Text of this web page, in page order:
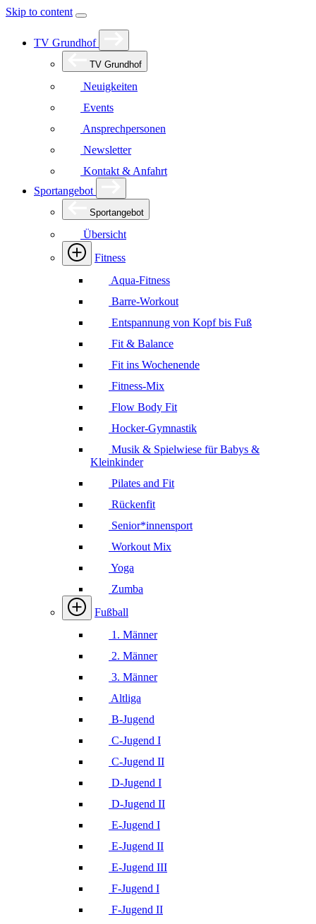
Skip to content
TV Grundhof
TV Grundhof
Neuigkeiten
Events
Ansprechpersonen
Newsletter
Kontakt & Anfahrt
Sportangebot
Sportangebot
Übersicht
Fitness
Aqua-Fitness
Barre-Workout
Entspannung von Kopf bis Fuß
Fit & Balance
Fit ins Wochenende
Fitness-Mix
Flow Body Fit
Hocker-Gymnastik
Musik & Spielwiese für Babys &
Kleinkinder
Pilates and Fit
Rückenfit
Senior*innensport
Workout Mix
Yoga
Zumba
Fußball
1. Männer
2. Männer
3. Männer
Altliga
B-Jugend
C-Jugend I
C-Jugend II
D-Jugend I
D-Jugend II
E-Jugend I
E-Jugend II
E-Jugend III
F-Jugend I
F-Jugend II